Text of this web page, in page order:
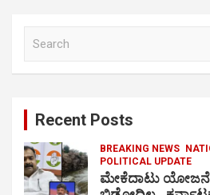
Recent Posts
BREAKING NEWS
POLITICAL UPDATE
ಮೇಕೆದಾಟು ಯೋಜನೆ